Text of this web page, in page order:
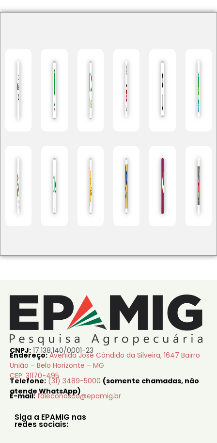
CNPJ: 17.138.140/0001-23
Endereço: Avenida José Cândido da Silveira, 1647 Bairro
União – Belo Horizonte – MG
CEP: 31170-495
Telefone: (31) 3489-5000 (somente chamadas, não
atende WhatsApp)
E-mail: faleconosco@epamig.br
Siga a EPAMIG nas
redes sociais: